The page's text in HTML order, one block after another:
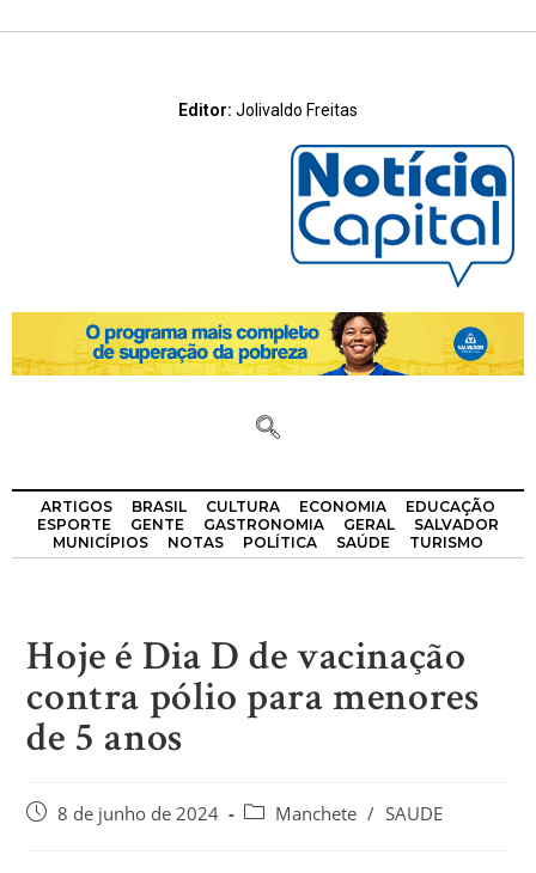
Editor: Jolivaldo Freitas
ARTIGOS BRASIL CULTURA ECONOMIA
EDUCAÇÃO
ESPORTE
GENTE GASTRONOMIA GERAL
SALVADOR
MUNICÍPIOS
NOTAS POLÍTICA SAÚDE TURISMO
Hoje é Dia D de vacinação
contra pólio para menores
de 5 anos
8 de junho de 2024 Manchete / SAUDE